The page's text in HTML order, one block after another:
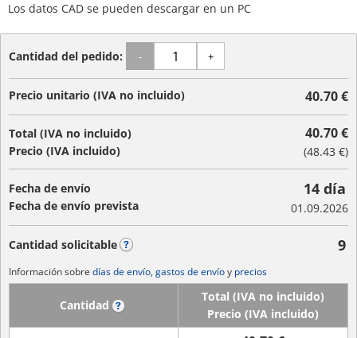
Los datos CAD se pueden descargar en un PC
Cantidad del pedido: - +
Precio unitario (IVA no incluido) 40.70 €
Total (IVA no incluido)
Precio (IVA incluido)
40.70 €
(48.43 €)
Fecha de envío
Fecha de envío prevista
14 día
01.09.2026
Cantidad solicitable 9
Información sobre días de envío, gastos de envíoy precios
Cantidad
Total (IVA no incluido)
Precio (IVA incluido)